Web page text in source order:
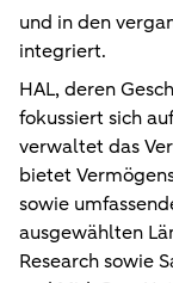
und in den
integriert.
HAL, deren
fokussiert sich
verwaltet das
bietet
sowie
ausgewählten
Research sowie